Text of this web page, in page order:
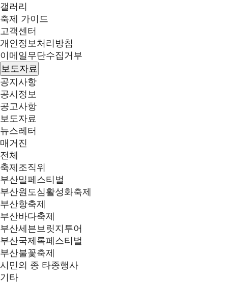
갤러리
축제 가이드
고객센터
개인정보처리방침
이메일무단수집거부
보도자료
공지사항
공시정보
공고사항
보도자료
뉴스레터
매거진
전체
축제조직위
부산밀페스티벌
부산원도심활성화축제
부산항축제
부산바다축제
부산세븐브릿지투어
부산국제록페스티벌
부산불꽃축제
시민의 종 타종행사
기타